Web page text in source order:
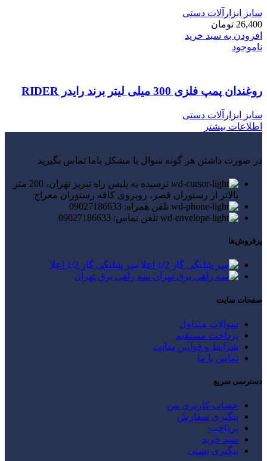
سایز ابزارآلات دستی
26,400 تومان
افزودن به سبد خرید
ناموجود
روغندان پمپ فلزی 300 میلی لیتر برند رایدر RIDER
سایز ابزارآلات دستی
اطلاعات بیشتر
در صورت داشتن هر گونه سوال یا مشکل باما تماس بگیرید
نرسیده به پلیس راه تبریز تهران، 200 متر
بالاتر از رستوران قصر، روبروی کافه رستوران معراج
تلفن همراه: 09027186633
تلفن تماس: 09027186633
پرفروش‌ها
سر شلنگی گاز 1/2 اعلا
سه راهی برق تهران
صفحات سایت
سوالات متداول
پرداخت مستقیم
شرایط و قوانین سایت
تماس با ما
دسترسی سریع
حساب کاربری من
پیگیری سفارش
پرداخت
سبد خرید
پیگیری پستی